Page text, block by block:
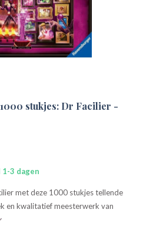
stukjes: Dr Facilier -
3 dagen
met deze 1000 stukjes tellende
en kwalitatief meesterwerk van